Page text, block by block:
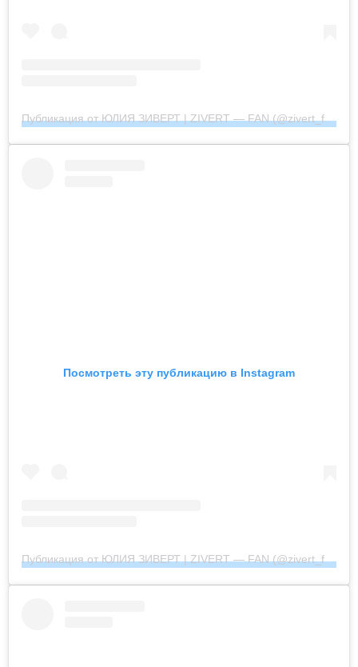
Публикация от ЮЛИЯ ЗИВЕРТ | ZIVERT — FAN (@zivert_fan_community_official)
Посмотреть эту публикацию в Instagram
Публикация от ЮЛИЯ ЗИВЕРТ | ZIVERT — FAN (@zivert_fan_community_official)